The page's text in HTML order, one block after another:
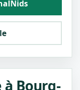
Bourg-